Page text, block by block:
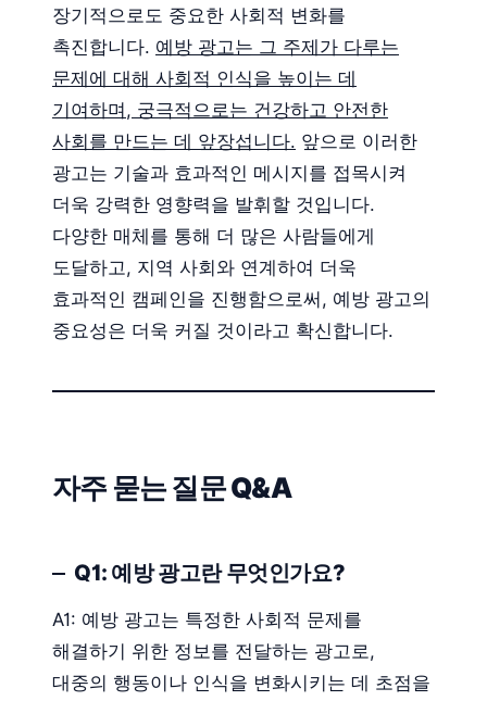
장기적으로도 중요한 사회적 변화를
촉진합니다. 예방 광고는 그 주제가 다루는
문제에 대해 사회적 인식을 높이는 데
기여하며, 궁극적으로는 건강하고 안전한
사회를 만드는 데 앞장섭니다. 앞으로 이러한
광고는 기술과 효과적인 메시지를 접목시켜
더욱 강력한 영향력을 발휘할 것입니다.
다양한 매체를 통해 더 많은 사람들에게
도달하고, 지역 사회와 연계하여 더욱
효과적인 캠페인을 진행함으로써, 예방 광고의
중요성은 더욱 커질 것이라고 확신합니다.
자주 묻는 질문 Q&A
Q1: 예방 광고란 무엇인가요?
A1: 예방 광고는 특정한 사회적 문제를
해결하기 위한 정보를 전달하는 광고로,
대중의 행동이나 인식을 변화시키는 데 초점을